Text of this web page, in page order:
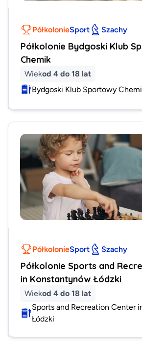
PółkolonieSport Szachy
Półkolonie Bydgoski Klub
Chemik
Wiekod 4 do 18 lat
Bydgoski Klub Sportowy
PółkolonieSport Szachy
Półkolonie Sports and
in Konstantynów Łódzki
Wiekod 4 do 18 lat
Sports and Recreation Center
Łódzki